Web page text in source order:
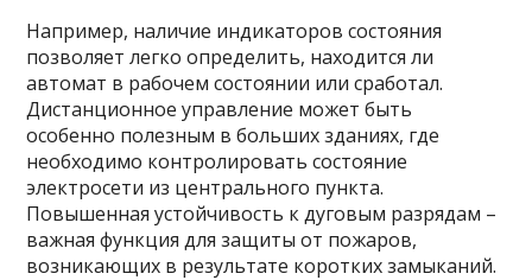
Например, наличие индикаторов состояния
позволяет легко определить, находится ли
автомат в рабочем состоянии или сработал.
Дистанционное управление может быть
особенно полезным в больших зданиях, где
необходимо контролировать состояние
электросети из центрального пункта.
Повышенная устойчивость к дуговым разрядам –
важная функция для защиты от пожаров,
возникающих в результате коротких замыканий.